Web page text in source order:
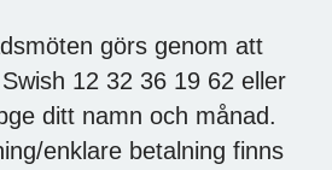
görs genom att
12 32 36 19 62 eller
ditt namn och månad.
enklare betalning finns